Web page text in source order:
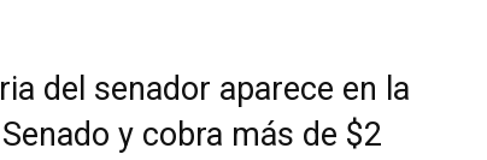
del senador aparece en la
y cobra más de $2